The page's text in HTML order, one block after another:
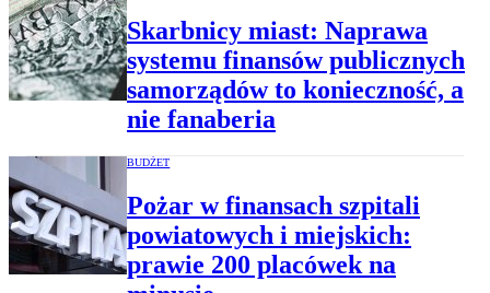
Skarbnicy miast: Naprawa
systemu finansów publicznych
samorządów to konieczność, a
nie fanaberia
BUDŻET
Pożar w finansach szpitali
powiatowych i miejskich:
prawie 200 placówek na